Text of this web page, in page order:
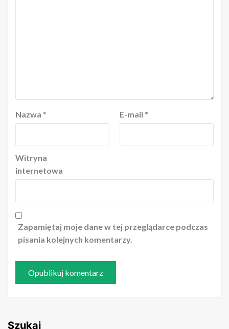
Nazwa * E-mail *
Witryna
internetowa
Zapamiętaj moje dane w tej przeglądarce podczas
pisania kolejnych komentarzy.
Szukaj